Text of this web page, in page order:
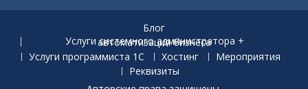
Блог
Услуги системного администратора + автоматизация бизнеса
Услуги программиста 1С
Хостинг
Мероприятия
Реквизиты